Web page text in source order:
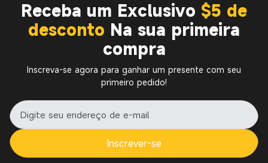
Receba um Exclusivo $5 de
desconto Na sua primeira
compra
Inscreva-se agora para ganhar um presente com seu
primeiro pedido!
Inscrever-se